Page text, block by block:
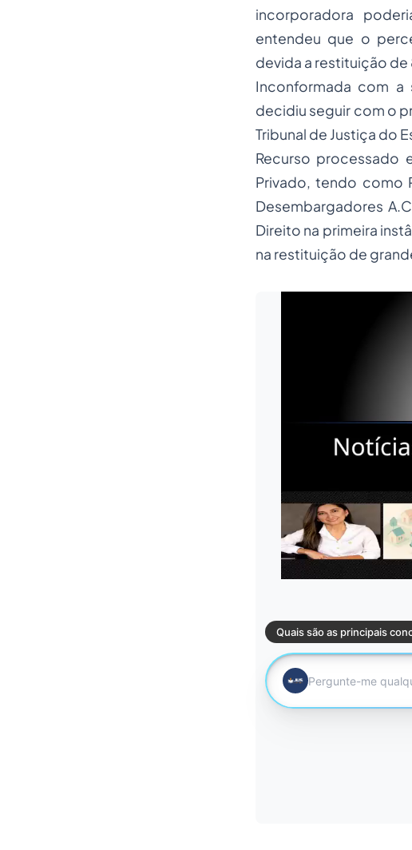
incorporadora
entendeu que o
devida a restituição
Inconformada com a
decidiu seguir com o
Tribunal de Justiça do
Recurso processado
Privado, tendo como
Desembargadores
Direito na primeira
na restituição de